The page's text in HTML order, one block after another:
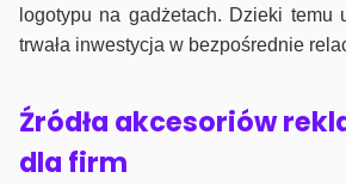
logotypu na gadżetach. Dzieki temu
trwała inwestycja w bezpośrednie
Źródła akcesoriów
dla firm